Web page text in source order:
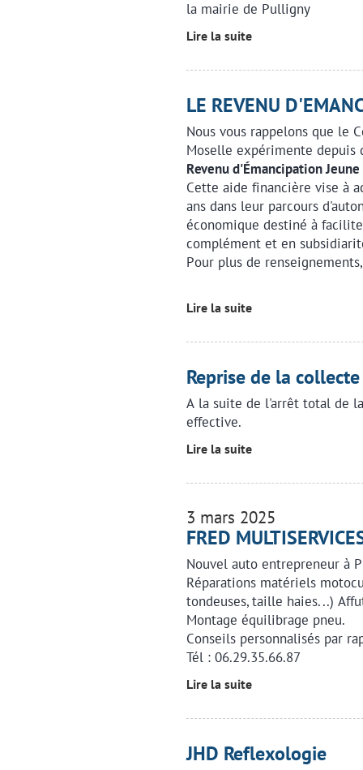
la mairie de Pulligny
Lire la suite
LE REVENU
Nous vous rappelons que le
Moselle expérimente depuis
Revenu d'Émancipation Jeune
Cette aide financière vise à
ans dans leur parcours
économique destiné à
complément et en
Pour plus de
Lire la suite
Reprise de la
A la suite de l'arrêt total de
effective.
Lire la suite
3 mars 2025
FRED
Nouvel auto entrepreneur à
Réparations matériels
tondeuses, taille haies...)
Montage équilibrage pneu.
Conseils personnalisés par
Tél : 06.29.35.66.87
Lire la suite
JHD Reflexologie